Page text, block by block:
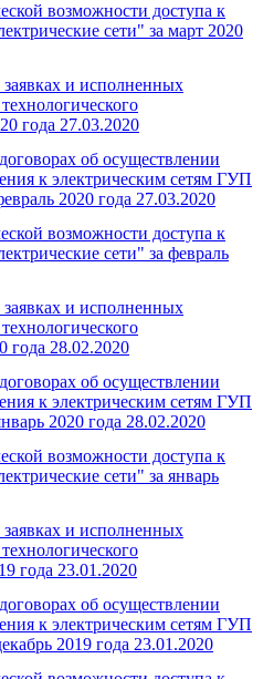
возможности доступа к
сети" за март 2020
и исполненных
года 27.03.2020
об осуществлении
к электрическим сетям ГУП
2020 года 27.03.2020
возможности доступа к
сети" за февраль
и исполненных
года 28.02.2020
об осуществлении
к электрическим сетям ГУП
2020 года 28.02.2020
возможности доступа к
сети" за январь
и исполненных
года 23.01.2020
об осуществлении
к электрическим сетям ГУП
2019 года 23.01.2020